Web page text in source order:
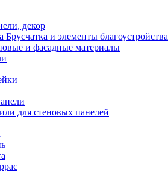
декор
Брусчатка и элементы благоустройства
и фасадные материалы
для стеновых панелей